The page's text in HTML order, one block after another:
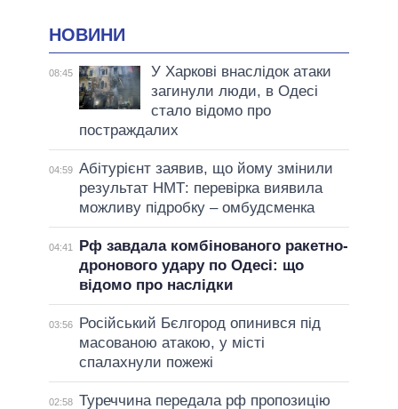
НОВИНИ
08:45
У Харкові внаслідок атаки
загинули люди, в Одесі
стало відомо про
постраждалих
04:59 Абітурієнт заявив, що йому змінили
результат НМТ: перевірка виявила
можливу підробку – омбудсменка
04:41
Рф завдала комбінованого ракетно-
дронового удару по Одесі: що
відомо про наслідки
03:56
Російський Бєлгород опинився під
масованою атакою, у місті
спалахнули пожежі
02:58 Туреччина передала рф пропозицію